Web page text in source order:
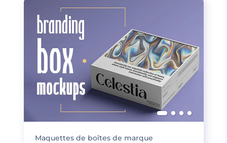
Maquettes de boîtes de marque